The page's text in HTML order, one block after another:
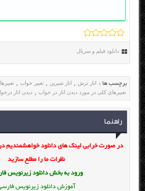
دانلود فیلم و سریال
برچسب ها : انار ترش , انار شیرین , تعبیر خواب ,
تعبیرهای کلی در مورد دیدن انار در خواب , دیدن انار
راهنما
در صورت خرابی لینک های دانلود خواهشمندیم
نظرات ما را مطلع سازید
ورود به بخش دانلود زیرنویس
آموزش دانلود زیرنویس